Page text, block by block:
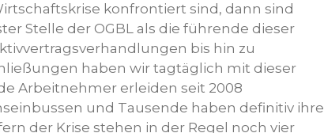
konfrontiert sind, dann sind
Stelle der OGBL als die führende dieser
bis hin zu
haben wir tagtäglich mit dieser
Arbeitnehmer erleiden seit 2008
und Tausende haben definitiv ihre
der Krise stehen in der Regel noch vier